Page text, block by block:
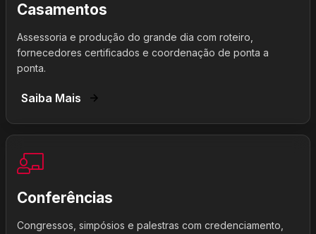
Casamentos
Assessoria e produção do grande dia com roteiro,
fornecedores certificados e coordenação de ponta a
ponta.
Saiba Mais
Conferências
Congressos, simpósios e palestras com credenciamento,